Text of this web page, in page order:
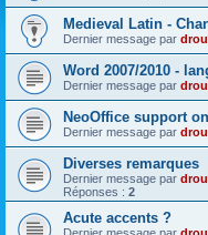
Medieval Latin -
Dernier message par
Word 2007/2010 -
Dernier message par
NeoOffice support
Dernier message par
Diverses remarques
Dernier message par
Réponses : 2
Acute accents ?